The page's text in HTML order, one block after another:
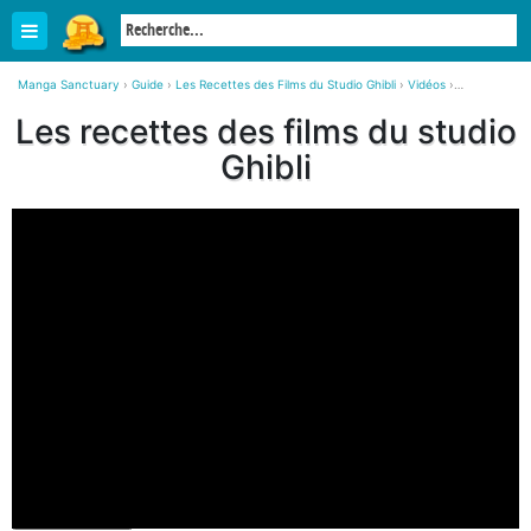
Manga Sanctuary › Guide › Les Recettes des Films du Studio Ghibli › Vidéos ›
Les recettes des films du studio
Ghibli